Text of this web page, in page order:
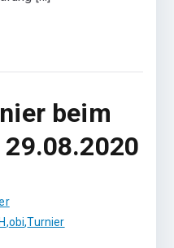
beim
,obi,Turnier